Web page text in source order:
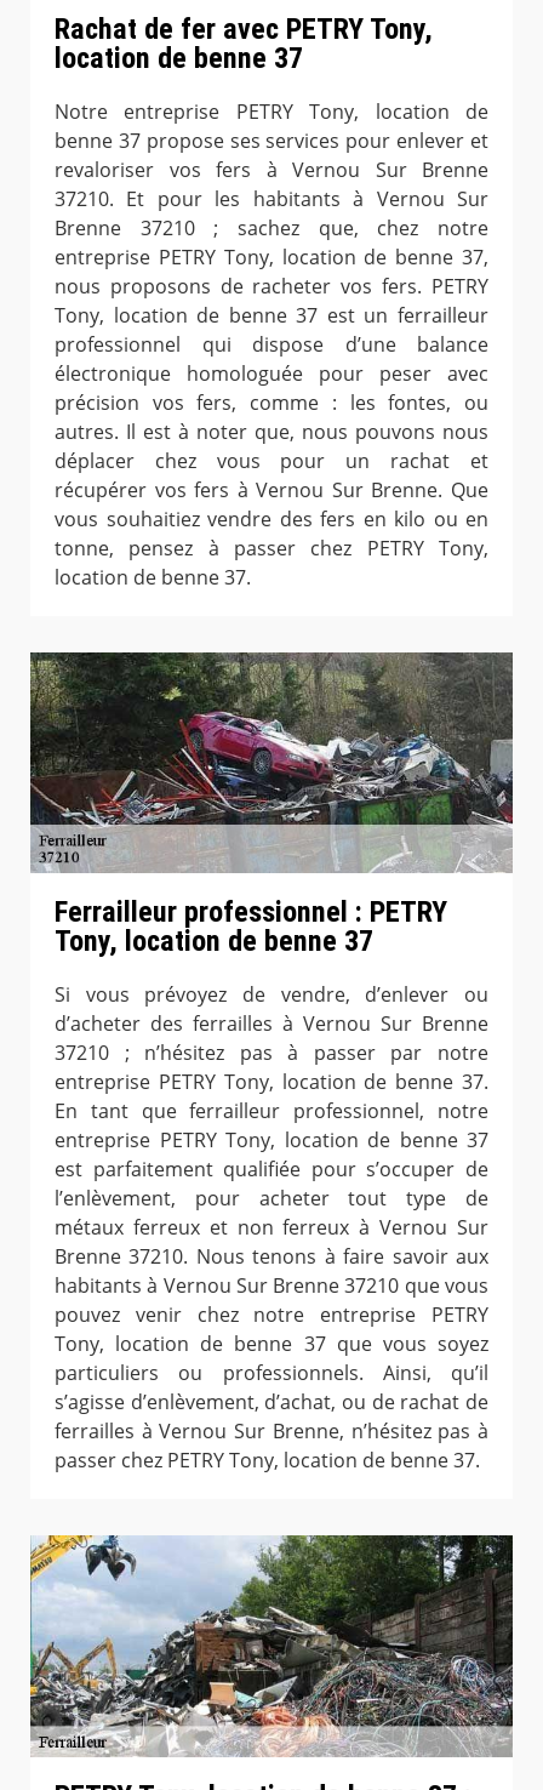
Rachat de fer avec PETRY Tony,
location de benne 37
Notre entreprise PETRY Tony, location de
benne 37 propose ses services pour enlever et
revaloriser vos fers à Vernou Sur Brenne
37210. Et pour les habitants à Vernou Sur
Brenne 37210 ; sachez que, chez notre
entreprise PETRY Tony, location de benne 37,
nous proposons de racheter vos fers. PETRY
Tony, location de benne 37 est un ferrailleur
professionnel qui dispose d’une balance
électronique homologuée pour peser avec
précision vos fers, comme : les fontes, ou
autres. Il est à noter que, nous pouvons nous
déplacer chez vous pour un rachat et
récupérer vos fers à Vernou Sur Brenne. Que
vous souhaitiez vendre des fers en kilo ou en
tonne, pensez à passer chez PETRY Tony,
location de benne 37.
Ferrailleur professionnel : PETRY
Tony, location de benne 37
Si vous prévoyez de vendre, d’enlever ou
d’acheter des ferrailles à Vernou Sur Brenne
37210 ; n’hésitez pas à passer par notre
entreprise PETRY Tony, location de benne 37.
En tant que ferrailleur professionnel, notre
entreprise PETRY Tony, location de benne 37
est parfaitement qualifiée pour s’occuper de
l’enlèvement, pour acheter tout type de
métaux ferreux et non ferreux à Vernou Sur
Brenne 37210. Nous tenons à faire savoir aux
habitants à Vernou Sur Brenne 37210 que vous
pouvez venir chez notre entreprise PETRY
Tony, location de benne 37 que vous soyez
particuliers ou professionnels. Ainsi, qu’il
s’agisse d’enlèvement, d’achat, ou de rachat de
ferrailles à Vernou Sur Brenne, n’hésitez pas à
passer chez PETRY Tony, location de benne 37.